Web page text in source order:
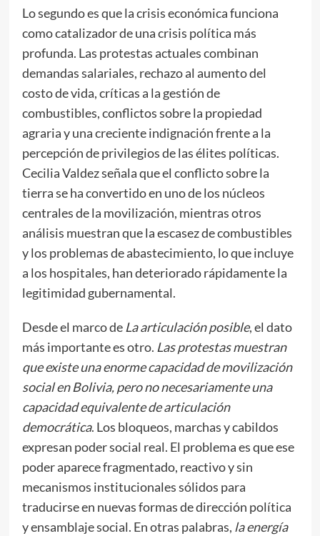
Lo segundo es que la crisis económica funciona
como catalizador de una crisis política más
profunda. Las protestas actuales combinan
demandas salariales, rechazo al aumento del
costo de vida, críticas a la gestión de
combustibles, conflictos sobre la propiedad
agraria y una creciente indignación frente a la
percepción de privilegios de las élites políticas.
Cecilia Valdez señala que el conflicto sobre la
tierra se ha convertido en uno de los núcleos
centrales de la movilización, mientras otros
análisis muestran que la escasez de combustibles
y los problemas de abastecimiento, lo que incluye
a los hospitales, han deteriorado rápidamente la
legitimidad gubernamental.
Desde el marco de La articulación posible, el dato
más importante es otro. Las protestas muestran
que existe una enorme capacidad de movilización
social en Bolivia, pero no necesariamente una
capacidad equivalente de articulación
democrática. Los bloqueos, marchas y cabildos
expresan poder social real. El problema es que ese
poder aparece fragmentado, reactivo y sin
mecanismos institucionales sólidos para
traducirse en nuevas formas de dirección política
y ensamblaje social. En otras palabras, la energía